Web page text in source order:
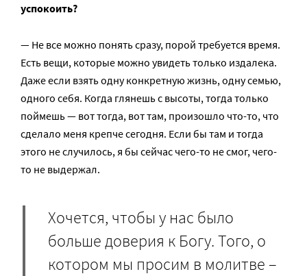
успокоить?
— Не все можно понять сразу, порой требуется время.
Есть вещи, которые можно увидеть только издалека.
Даже если взять одну конкретную жизнь, одну семью,
одного себя. Когда глянешь с высоты, тогда только
поймешь — вот тогда, вот там, произошло что-то, что
сделало меня крепче сегодня. Если бы там и тогда
этого не случилось, я бы сейчас чего-то не смог, чего-
то не выдержал.
Хочется, чтобы у нас было
больше доверия к Богу. Того, о
котором мы просим в молитве –